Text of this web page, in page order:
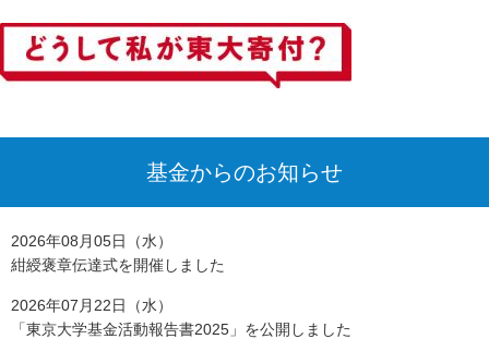
基金からのお知らせ
2026年08月05日（水）
紺綬褒章伝達式を開催しました
2026年07月22日（水）
「東京大学基金活動報告書2025」を公開しました